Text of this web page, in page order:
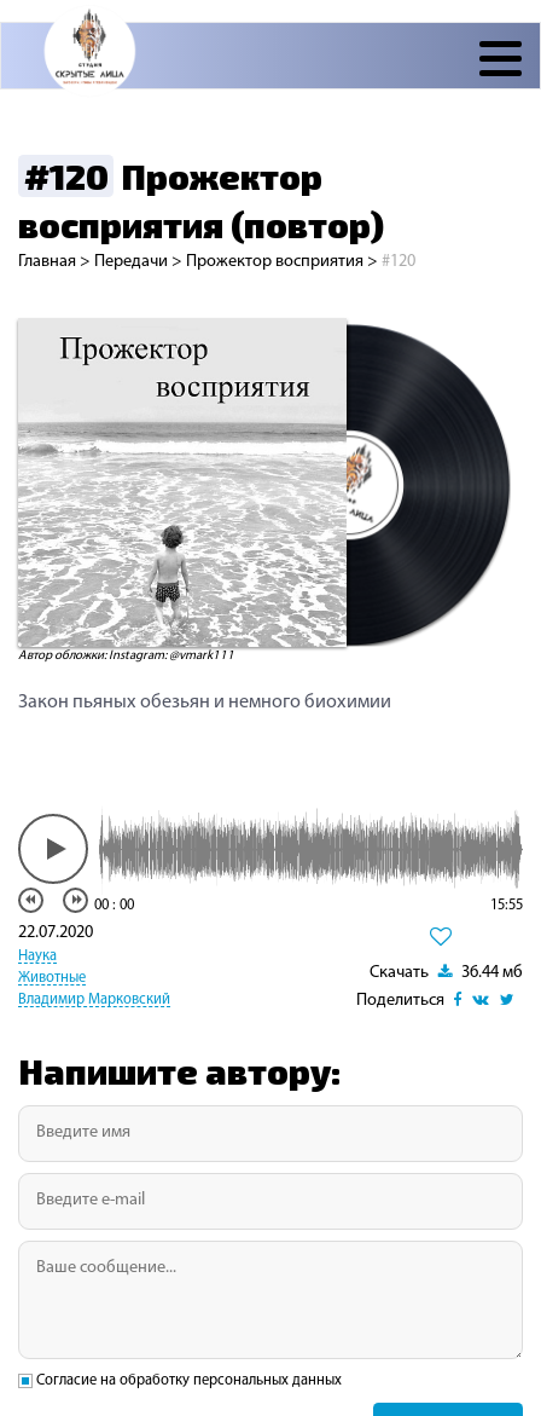
#120 Прожектор
восприятия (повтор)
Главная > Передачи > Прожектор восприятия > #120
Автор обложки: Instagram: @vmark111
Закон пьяных обезьян и немного биохимии
00 : 00 15:55
Скачать
36.44 мб
Поделиться
22.07.2020
Наука
Животные
Владимир Марковский
Напишите автору:
Согласие на обработку персональных данных